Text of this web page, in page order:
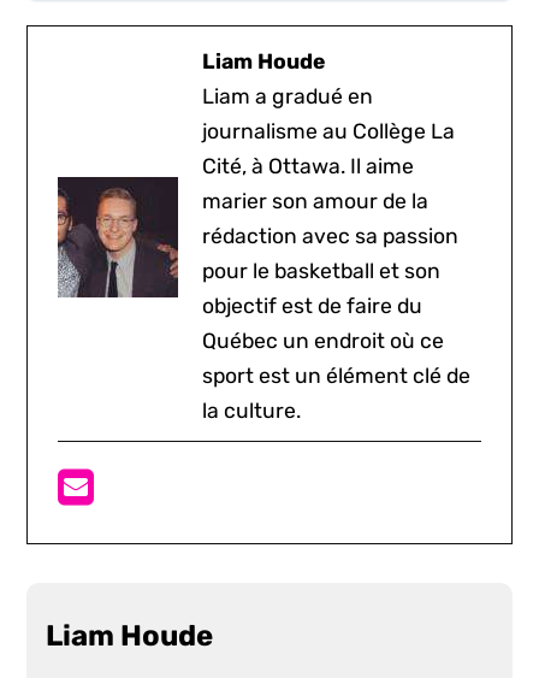
Liam Houde
Liam a gradué en
journalisme au Collège La
Cité, à Ottawa. Il aime
marier son amour de la
rédaction avec sa passion
pour le basketball et son
objectif est de faire du
Québec un endroit où ce
sport est un élément clé de
la culture.
Liam Houde